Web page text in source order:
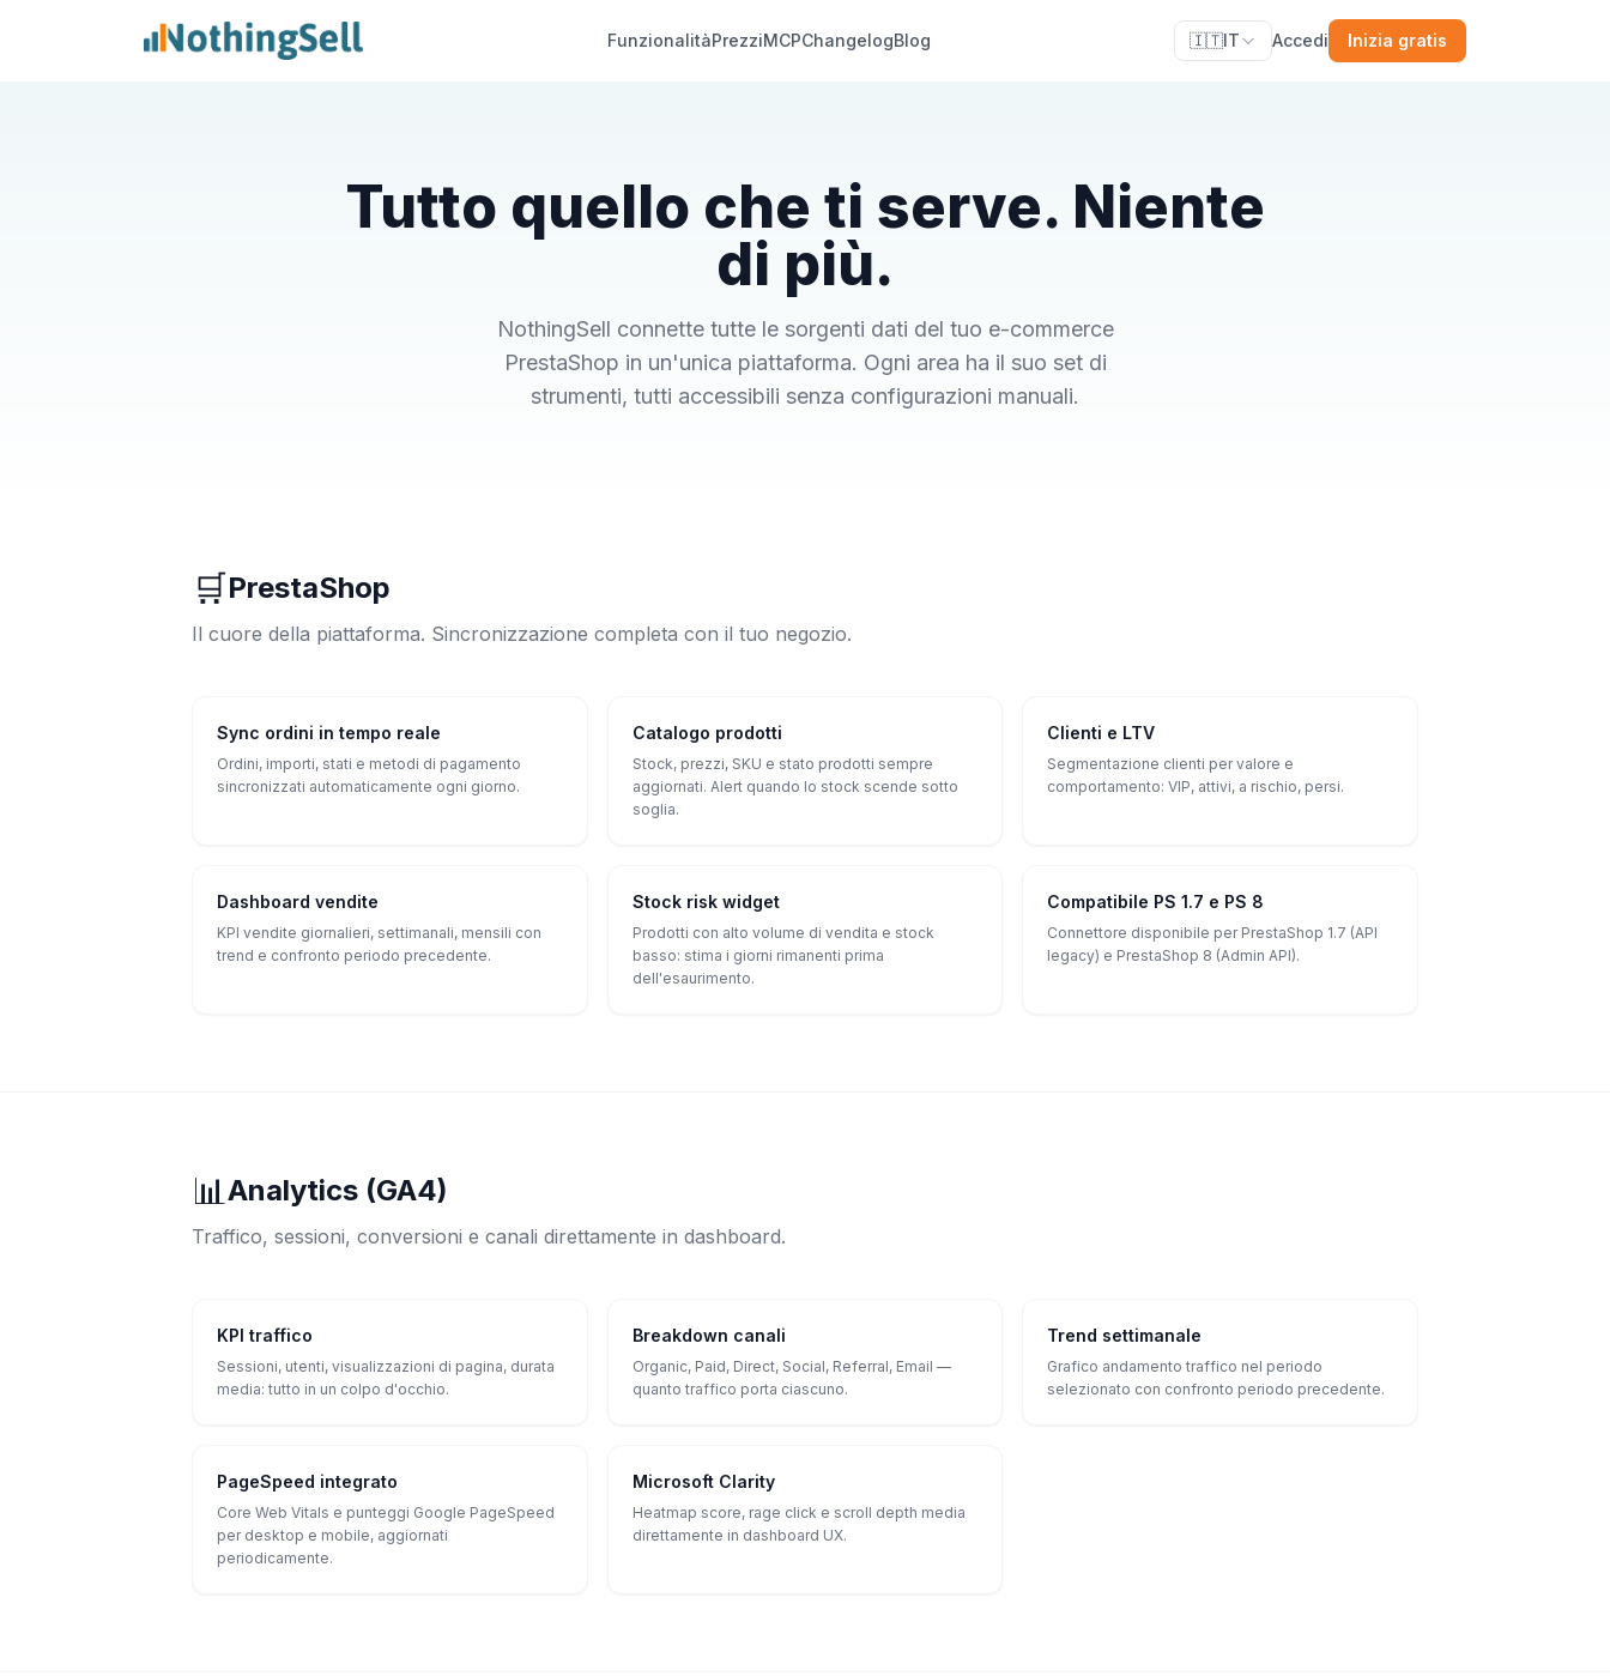
FunzionalitàPrezziMCPChangelogBlog 🇮🇹IT Accedi Inizia gratis
Tutto quello che ti serve. Niente
di più.
NothingSell connette tutte le sorgenti dati del tuo e-commerce
PrestaShop in un'unica piattaforma. Ogni area ha il suo set di
strumenti, tutti accessibili senza configurazioni manuali.
🛒PrestaShop
Il cuore della piattaforma. Sincronizzazione completa con il tuo negozio.
Sync ordini in tempo reale
Ordini, importi, stati e metodi di pagamento
sincronizzati automaticamente ogni giorno.
Catalogo prodotti
Stock, prezzi, SKU e stato prodotti sempre
aggiornati. Alert quando lo stock scende sotto
soglia.
Clienti e LTV
Segmentazione clienti per valore e
comportamento: VIP, attivi, a rischio, persi.
Dashboard vendite
KPI vendite giornalieri, settimanali, mensili con
trend e confronto periodo precedente.
Stock risk widget
Prodotti con alto volume di vendita e stock
basso: stima i giorni rimanenti prima
dell'esaurimento.
Compatibile PS 1.7 e PS 8
Connettore disponibile per PrestaShop 1.7 (API
legacy) e PrestaShop 8 (Admin API).
📊 Analytics (GA4)
Traffico, sessioni, conversioni e canali direttamente in dashboard.
KPI traffico
Sessioni, utenti, visualizzazioni di pagina, durata
media: tutto in un colpo d'occhio.
Breakdown canali
Organic, Paid, Direct, Social, Referral, Email —
quanto traffico porta ciascuno.
Trend settimanale
Grafico andamento traffico nel periodo
selezionato con confronto periodo precedente.
PageSpeed integrato
Core Web Vitals e punteggi Google PageSpeed
per desktop e mobile, aggiornati
periodicamente.
Microsoft Clarity
Heatmap score, rage click e scroll depth media
direttamente in dashboard UX.